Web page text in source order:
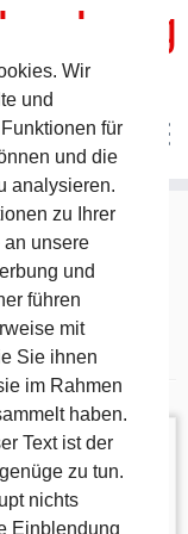
Gipfelbuch
Wir
und
für
und die
analysieren.
zu Ihrer
an unsere
und
führen
mit
Sie ihnen
im Rahmen
haben.
Text ist der
zu tun.
nichts
Einblendung